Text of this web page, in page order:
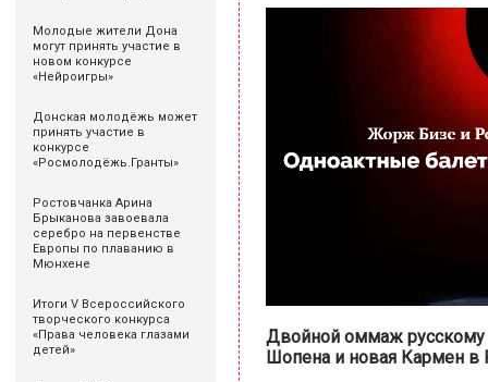
Молодые жители Дона
могут принять участие в
новом конкурсе
«Нейроигры»
Донская молодёжь может
принять участие в
конкурсе
«Росмолодёжь.Гранты»
Ростовчанка Арина
Брыканова завоевала
серебро на первенстве
Европы по плаванию в
Мюнхене
Итоги V Всероссийского
творческого конкурса
«Права человека глазами
детей»
Двойной оммаж русскому
Шопена и новая Кармен в